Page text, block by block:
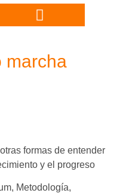
marcha
formas de entender
y el progreso
Metodología,